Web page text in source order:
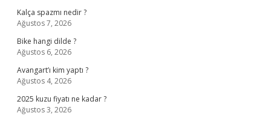
Kalça spazmı nedir ?
Ağustos 7, 2026
Bike hangi dilde ?
Ağustos 6, 2026
Avangart’ı kim yaptı ?
Ağustos 4, 2026
2025 kuzu fiyatı ne kadar ?
Ağustos 3, 2026